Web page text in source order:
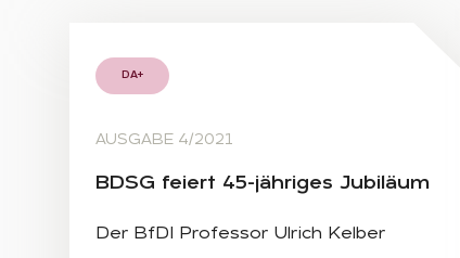
DA+
AUSGABE 4/2021
BDSG fei­ert 45-jäh­ri­ges Ju­bi­lä­um
Der BfDI Professor Ulrich Kelber